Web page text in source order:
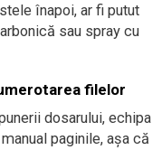
înapoi, ar fi putut
sau spray cu
filelor
dosarului, echipa
paginile, așa că